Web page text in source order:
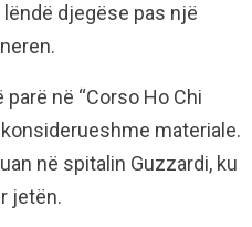
djegëse pas një
në “Corso Ho Chi
materiale.
në spitalin Guzzardi, ku
jetën.